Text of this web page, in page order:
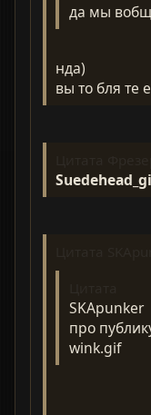
да мы
нда)
вы то бля те
SKApunker
про
wink.gif